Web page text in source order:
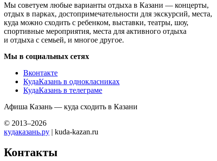
Мы советуем любые варианты отдыха в Казани — концерты,
отдых в парках, достопримечательности для экскурсий, места,
куда можно сходить с ребенком, выставки, театры, шоу,
спортивные мероприятия, места для активного отдыха
и отдыха с семьей, и многое другое.
Мы в социальных сетях
Вконтакте
КудаКазань в однокласниках
КудаКазань в телеграме
Афиша Казань — куда сходить в Казани
© 2013–2026
кудаказань.ру | kuda-kazan.ru
Контакты